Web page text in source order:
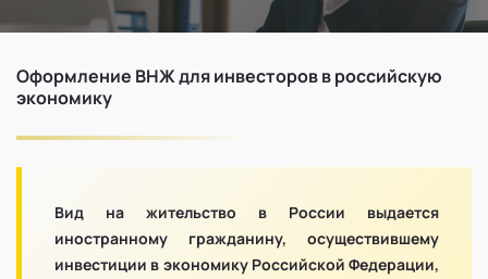
Оформление ВНЖ для инвесторов в российскую
экономику
Вид на жительство в России выдается
иностранному гражданину, осуществившему
инвестиции в экономику Российской Федерации,